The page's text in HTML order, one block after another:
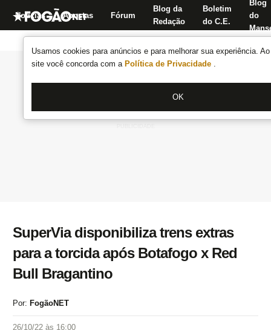
Usamos cookies para anúncios e para melhorar sua experiência.
site você concorda com a Política de Privacidade .
OK
Notícias Apostas Fórum
Blog da
Redação
Boletim
do C.E.
Blog
do
SuperVia disponibiliza trens extras
para a torcida após Botafogo x Red
Bull Bragantino
Por: FogãoNET
26/10/22 às 16:00